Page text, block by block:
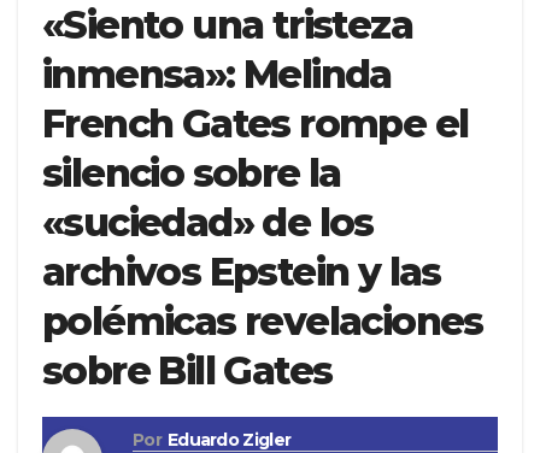
«Siento una tristeza
inmensa»: Melinda
French Gates rompe el
silencio sobre la
«suciedad» de los
archivos Epstein y las
polémicas revelaciones
sobre Bill Gates
Por Eduardo Zigler